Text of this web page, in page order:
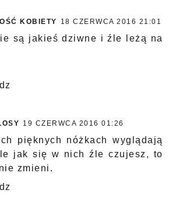
KOBIETY 18 CZERWCA 2016 21:01
są jakieś dziwne i źle leżą na
19 CZERWCA 2016 01:26
pięknych nóżkach wyglądają
jak się w nich źle czujesz, to
zmieni.